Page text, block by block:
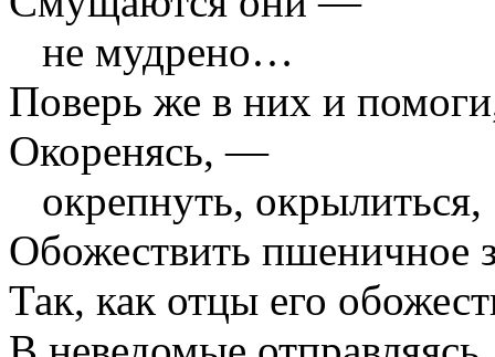
не мудрено…
Поверь же в них и
Окоренясь, —
окрепнуть, окрылиться,
Обожествить пшеничное
Так, как отцы его